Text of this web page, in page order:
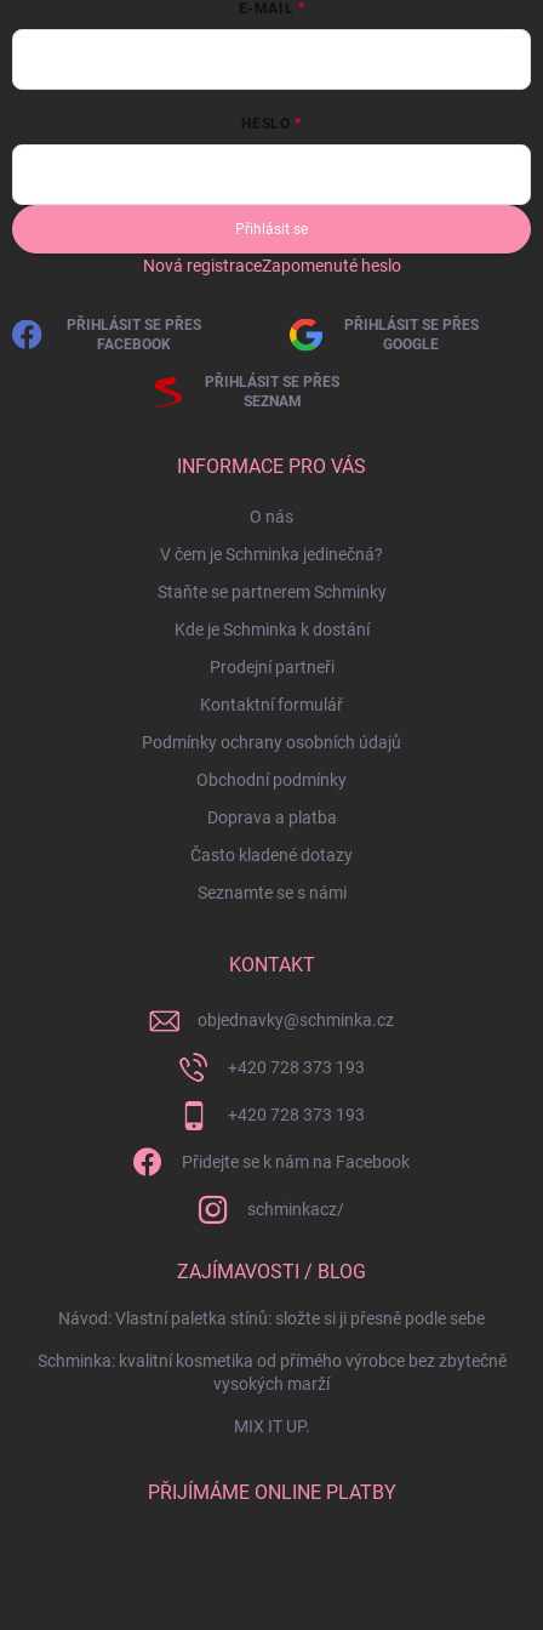
E-MAIL
HESLO
Přihlásit se
Nová registraceZapomenuté heslo
PŘIHLÁSIT SE PŘES
FACEBOOK
PŘIHLÁSIT SE PŘES
GOOGLE
PŘIHLÁSIT SE PŘES
SEZNAM
INFORMACE PRO VÁS
O nás
V čem je Schminka jedinečná?
Staňte se partnerem Schminky
Kde je Schminka k dostání
Prodejní partneři
Kontaktní formulář
Podmínky ochrany osobních údajů
Obchodní podmínky
Doprava a platba
Často kladené dotazy
Seznamte se s námi
KONTAKT
objednavky@schminka.cz
+420 728 373 193
+420 728 373 193
Přidejte se k nám na Facebook
schminkacz/
ZAJÍMAVOSTI / BLOG
Návod: Vlastní paletka stínů: složte si ji přesně podle sebe
Schminka: kvalitní kosmetika od přímého výrobce bez zbytečně
vysokých marží
MIX IT UP.
PŘIJÍMÁME ONLINE PLATBY